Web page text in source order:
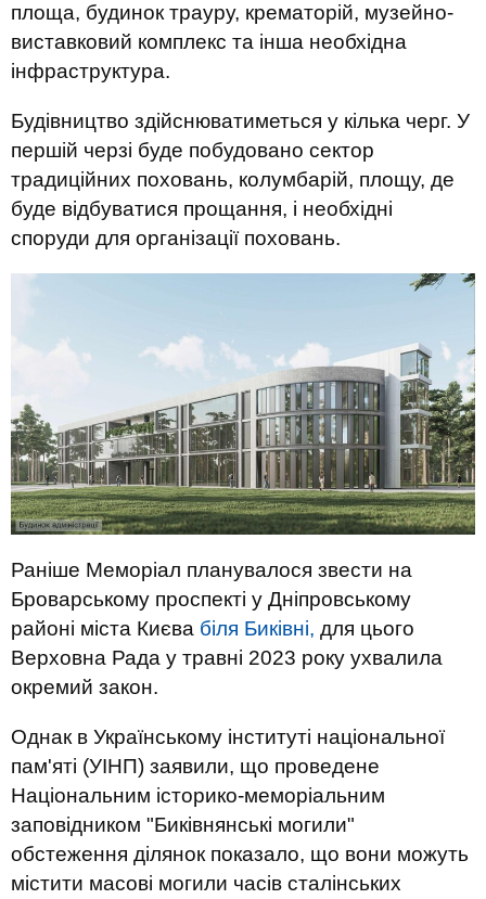
площа, будинок трауру, крематорій, музейно-
виставковий комплекс та інша необхідна
інфраструктура.
Будівництво здійснюватиметься у кілька черг. У
першій черзі буде побудовано сектор
традиційних поховань, колумбарій, площу, де
буде відбуватися прощання, і необхідні
споруди для організації поховань.
Раніше Меморіал планувалося звести на
Броварському проспекті у Дніпровському
районі міста Києва біля Биківні, для цього
Верховна Рада у травні 2023 року ухвалила
окремий закон.
Однак в Українському інституті національної
пам'яті (УІНП) заявили, що проведене
Національним історико-меморіальним
заповідником "Биківнянські могили"
обстеження ділянок показало, що вони можуть
містити масові могили часів сталінських